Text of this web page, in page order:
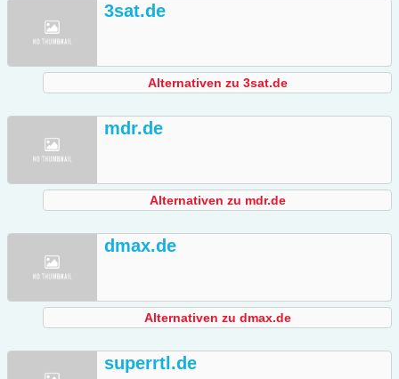
3sat.de
Alternativen zu 3sat.de
mdr.de
Alternativen zu mdr.de
dmax.de
Alternativen zu dmax.de
superrtl.de